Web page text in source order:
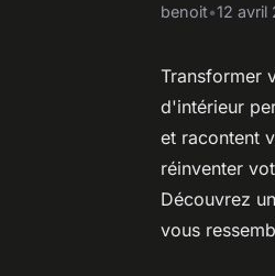
benoit•12 avril
Transformer
d'intérieur
et racontent
réinventer
Découvrez
vous